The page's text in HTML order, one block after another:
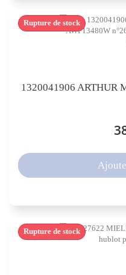
1320041906 ARTHUR
Rupture de stock
Rupture de stock